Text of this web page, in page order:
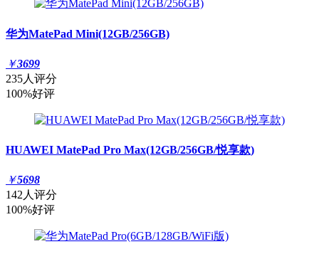
华为MatePad Mini(12GB/256GB)
￥3699
235人评分
100%好评
HUAWEI MatePad Pro Max(12GB/256GB/悦享款)
￥5698
142人评分
100%好评